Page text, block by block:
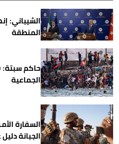
الشيباني:
المنطقة
الجماعية
السفارة
الجبانة